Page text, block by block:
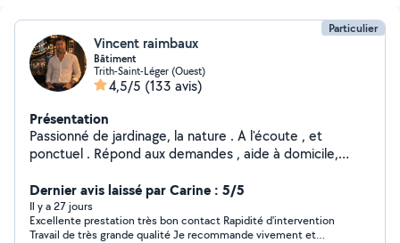
Particulier
Vincent raimbaux
Bâtiment
Trith-Saint-Léger (Ouest)
4,5/5 (133 avis)
Présentation
Passionné de jardinage, la nature . A l'écoute , et
ponctuel . Répond aux demandes , aide à domicile,
débroussaillage,mis à niveau du terrain, déracinement,
enlèvement...
Dernier avis laissé par Carine : 5/5
Il y a 27 jours
Excellente prestation très bon contact Rapidité d'intervention
Travail de très grande qualité Je recommande vivement et